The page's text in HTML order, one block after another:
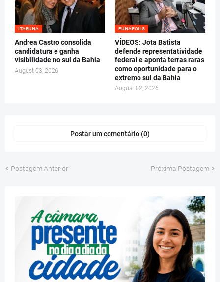
ITABUNA
Andrea Castro consolida
candidatura e ganha
visibilidade no sul da Bahia
August 03, 2026
EUNÁPOLIS
VÍDEOS: Jota Batista
defende representatividade
federal e aponta terras raras
como oportunidade para o
extremo sul da Bahia
August 02, 2026
Postar um comentário (0)
Postagem Anterior Próxima Postagem